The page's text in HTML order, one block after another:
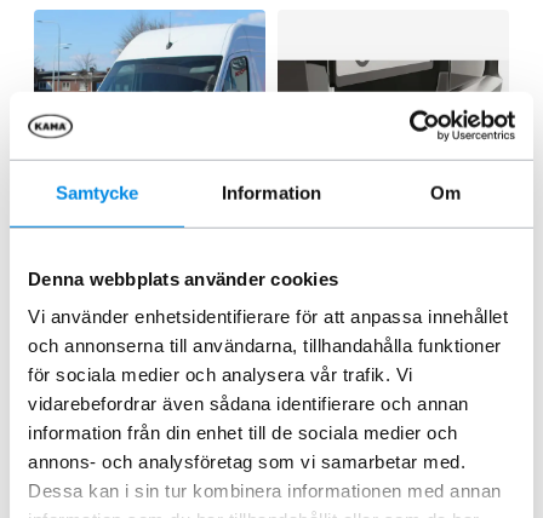
Samtycke Information Om
Denna webbplats använder cookies
Vi använder enhetsidentifierare för att anpassa innehållet
och annonserna till användarna, tillhandahålla funktioner
för sociala medier och analysera vår trafik. Vi
vidarebefordrar även sådana identifierare och annan
information från din enhet till de sociala medier och
annons- och analysföretag som vi samarbetar med.
Dessa kan i sin tur kombinera informationen med annan
Huvskydd Mercedes-Benz
Sprinter 2018+
ARTNR:BG593DB
1 335kr
Inkl. moms
Lägg i varukorg
Lastskydd stötfångare
Mercedes Sprinter 2018+
ARTNR:818641
1 335kr
Inkl. moms
Lägg i varukorg